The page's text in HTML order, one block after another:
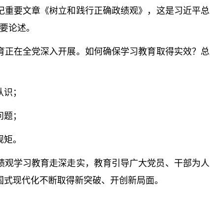
重要文章《树立和践行正确政绩观》，这是习近平总
论述。
正在全党深入开展。如何确保学习教育取得实效？ 总
；
；
。
学习教育走深走实，教育引导广大党员、干部为人
现代化不断取得新突破、开创新局面。